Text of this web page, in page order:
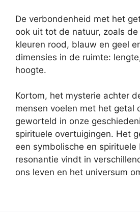
De verbondenheid met het
ook uit tot de natuur, zoals
kleuren rood, blauw en geel
dimensies in de ruimte:
hoogte.
Kortom, het mysterie achter
mensen voelen met het getal
geworteld in onze
spirituele overtuigingen. Het
een symbolische en spirituele
resonantie vindt in
ons leven en het universum